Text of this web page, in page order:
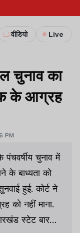
वीडियो Live
चुनाव का
के आग्रह
PM
चुनाव में
के बाध्यता को
हुई. कोर्ट ने
को नहीं माना.
स्टेट बार